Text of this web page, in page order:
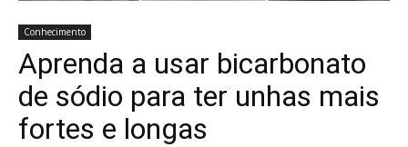
Conhecimento
Aprenda a usar bicarbonato
de sódio para ter unhas mais
fortes e longas